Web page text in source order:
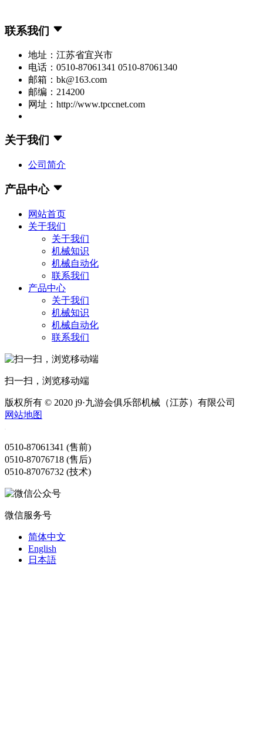
联系我们
地址：江苏省宜兴市
电话：0510-87061341 0510-87061340
邮箱：bk@163.com
邮编：214200
网址：http://www.tpccnet.com
关于我们
公司简介
产品中心
网站首页
关于我们
关于我们
机械知识
机械自动化
联系我们
产品中心
关于我们
机械知识
机械自动化
联系我们
扫一扫，浏览移动端
版权所有 © 2020 j9·九游会俱乐部机械（江苏）有限公司
网站地图
0510-87061341 (售前)
0510-87076718 (售后)
0510-87076732 (技术)
微信服务号
简体中文
English
日本語